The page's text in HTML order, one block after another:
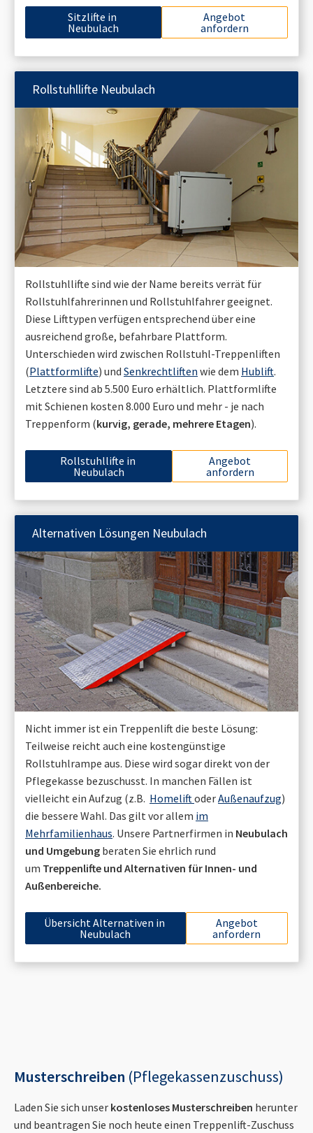
Sitzlifte in
Neubulach
Angebot
anfordern
Rollstuhllifte Neubulach
Rollstuhllifte sind wie der Name bereits verrät für
Rollstuhlfahrerinnen und Rollstuhlfahrer geeignet.
Diese Lifttypen verfügen entsprechend über eine
ausreichend große, befahrbare Plattform.
Unterschieden wird zwischen Rollstuhl-Treppenliften
(Plattformlifte) und Senkrechtliften wie dem Hublift.
Letztere sind ab 5.500 Euro erhältlich. Plattformlifte
mit Schienen kosten 8.000 Euro und mehr - je nach
Treppenform (kurvig, gerade, mehrere Etagen).
Rollstuhllifte in
Neubulach
Angebot
anfordern
Alternativen Lösungen Neubulach
Nicht immer ist ein Treppenlift die beste Lösung:
Teilweise reicht auch eine kostengünstige
Rollstuhlrampe aus. Diese wird sogar direkt von der
Pflegekasse bezuschusst. In manchen Fällen ist
vielleicht ein Aufzug (z.B. HomeliftoderAußenaufzug)
die bessere Wahl. Das gilt vor allem im
Mehrfamilienhaus. Unsere Partnerfirmen in Neubulach
und Umgebung beraten Sie ehrlich rund
um Treppenlifte und Alternativen für Innen- und
Außenbereiche.
Übersicht Alternativen in
Neubulach
Angebot
anfordern
Musterschreiben (Pflegekassenzuschuss)
Laden Sie sich unser kostenloses Musterschreiben herunter
und beantragen Sie noch heute einen Treppenlift-Zuschuss